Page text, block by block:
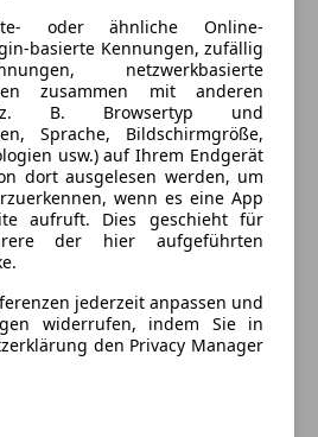
oder ähnliche Online-
basierte Kennungen, zufällig
netzwerkbasierte
zusammen mit anderen
(z. B. Browsertyp und
Sprache, Bildschirmgröße,
usw.) auf Ihrem Endgerät
dort ausgelesen werden, um
wenn es eine App
aufruft. Dies geschieht für
der hier aufgeführten
jederzeit anpassen und
widerrufen, indem Sie in
den Privacy Manager